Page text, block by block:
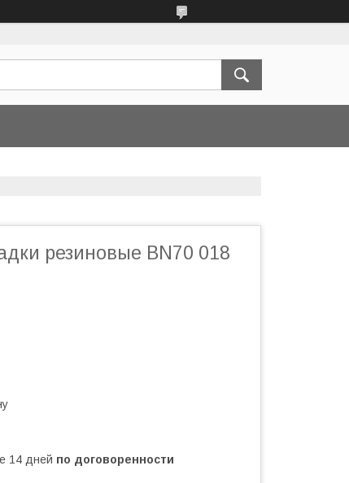
резиновые BN70 018
14 дней по договоренности